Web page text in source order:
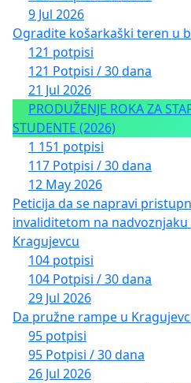
9 Jul 2026
Ogradite košarkaški teren u
121 potpisi
121 Potpisi / 30 dana
21 Jul 2026
PRODUŽENJE ROKA ZA
STUDENTE (2026)
1 151 potpisi
117 Potpisi / 30 dana
12 May 2026
Peticija da se napravi
invaliditetom na nadvoznjaku
Kragujevcu
104 potpisi
104 Potpisi / 30 dana
29 Jul 2026
Da pružne rampe u
95 potpisi
95 Potpisi / 30 dana
26 Jul 2026